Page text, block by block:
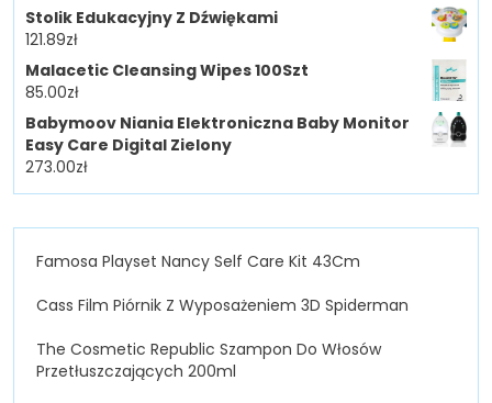
Stolik Edukacyjny Z Dźwiękami
121.89zł
Malacetic Cleansing Wipes 100Szt
85.00zł
Babymoov Niania Elektroniczna Baby Monitor
Easy Care Digital Zielony
273.00zł
Famosa Playset Nancy Self Care Kit 43Cm
Cass Film Piórnik Z Wyposażeniem 3D Spiderman
The Cosmetic Republic Szampon Do Włosów
Przetłuszczających 200ml